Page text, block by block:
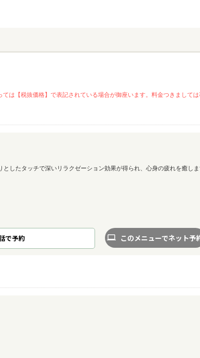
は【税抜価格】で表記されている場合が御座います。料金つきましては
したタッチで深いリラクゼーション効果が得られ、心身の疲れを癒しま
で予約 このメニューでネット予